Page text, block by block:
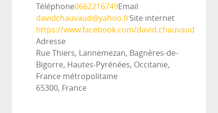
Téléphone0662216749Email
davidchauvaud@yahoo.frSite internet
https://www.facebook.com/david.chauvaud
Adresse
Rue Thiers, Lannemezan, Bagnères-de-
Bigorre, Hautes-Pyrénées, Occitanie,
France métropolitaine
65300, France